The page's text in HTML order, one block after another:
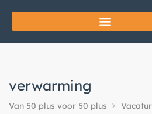
verwarming
Van 50 plus voor 50 plus